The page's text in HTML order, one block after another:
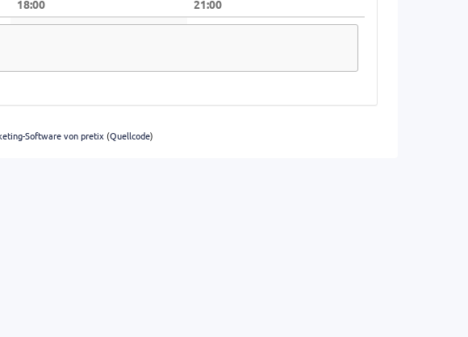
18:00
21:00
Software von pretix (Quellcode)